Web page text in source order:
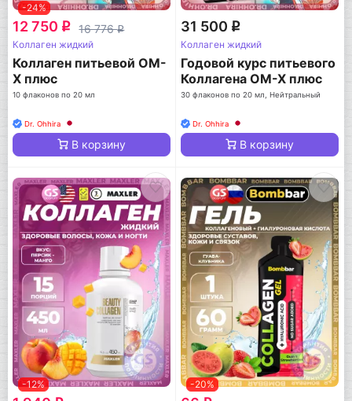
-24%
12 750 q 16 776q
Коллаген жидкий
Коллаген питьевой ОМ-
Х плюс
10 флаконов по 20 мл
Dr. Ohhira
В корзину
31 500 q
Коллаген жидкий
Годовой курс питьевого
Коллагена ОМ-Х плюс
30 флаконов по 20 мл, Нейтральный
Dr. Ohhira
В корзину
-12% -20%